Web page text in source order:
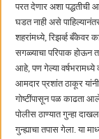
परत देणार अशा पद्धतीची
घडत नाही असे
शहरांमध्ये, रिझर्व्ह बँकेवर
सगळ्याचा परिपाक होऊन
आहे, पण गेल्या वर्षभरामध्ये
आमदार प्रशांत ठाकूर
गोष्टींपासून पळ काढता
पोलीस ठाण्यात गुन्हा
गुन्ह्याचा तपास गेला. या